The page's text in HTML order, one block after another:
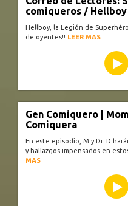
comiqueros /
Hellboy, la Legión de
de oyentes!! LEER MAS
Gen Comiquero |
Comiquera
En este episodio, M y Dr. D
y hallazgos impensados en
MAS